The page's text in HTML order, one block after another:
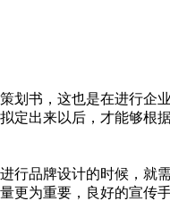
划书，这也是在进行
定出来以后，才能够
行品牌设计的时候，
更为重要，良好的宣传